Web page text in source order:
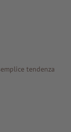
tendenza